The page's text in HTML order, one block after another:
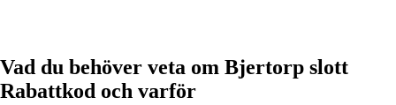
Vad du behöver veta om Bjertorp slott
Rabattkod och varför